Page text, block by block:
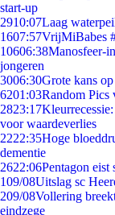
start-up
2910:07Laag
1607:57VrijMiBabes
10606:38Manosfeer-
jongeren
3006:30Grote kans
6201:03Random Pics
2823:17
voor waardeverlies
2222:35Hoge
dementie
2622:06Pentagon eist
109/08Uitslag sc
209/08Vollering
eindzege